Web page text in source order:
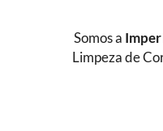
Somos a Imper
Limpeza de